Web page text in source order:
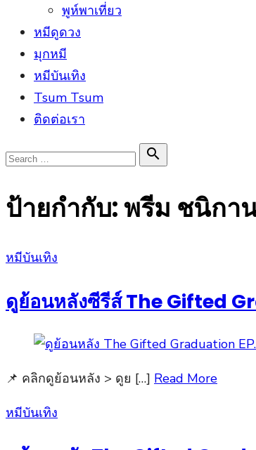
พูห์พาเที่ยว
หมีดูดวง
มุกหมี
หมีบันเทิง
Tsum Tsum
ติดต่อเรา
Search

Search
ป้ายกำกับ:พรีม ชนิกา
Posted
หมีบันเทิง
ดูย้อนหลังซีรีส์ The Gifted
📌 คลิกดูย้อนหลัง > ดูย […] Read More
Posted
หมีบันเทิง